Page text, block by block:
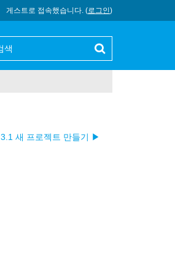
게스트로 접속했습니다. (로그인)
3.1 새 프로젝트 만들기 ▶︎